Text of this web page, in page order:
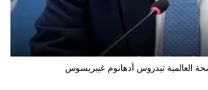
العالمية تيدروس أدهانوم غيبريسوس